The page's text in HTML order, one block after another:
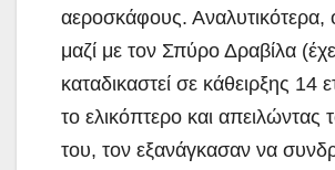
αεροσκάφους.
μαζί με τον Σπύρο Δραβίλα
καταδικαστεί σε κάθειρξης 14
το ελικόπτερο και απειλώντας
του, τον εξανάγκασαν να